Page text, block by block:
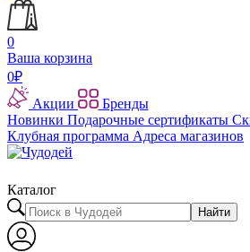
0
Ваша корзина
0₽
Акции
Бренды
Новинки Подарочные сертификаты
Клубная программа Адреса магазинов
Каталог
Найти